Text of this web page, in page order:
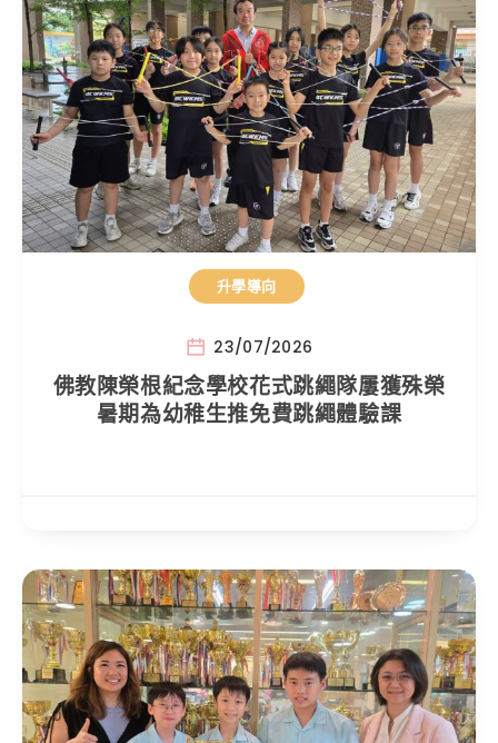
升學導向
23/07/2026
佛教陳榮根紀念學校花式跳繩隊屢獲殊榮
暑期為幼稚生推免費跳繩體驗課